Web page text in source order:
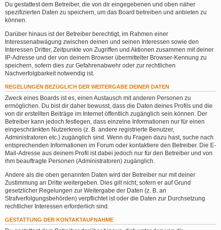
Du gestattest dem Betreiber, die von dir eingegebenen und oben näher
spezifizierten Daten zu speichern, um das Board betreiben und anbieten zu
können.
Darüber hinaus ist der Betreiber berechtigt, im Rahmen einer
Interessenabwägung zwischen deinen und seinen Interessen sowie den
Interessen Dritter, Zeitpunkte von Zugriffen und Aktionen zusammen mit deiner
IP-Adresse und der von deinem Browser übermittelter Browser-Kennung zu
speichern, sofern dies zur Gefahrenabwehr oder zur rechtlichen
Nachverfolgbarkeit notwendig ist.
REGELUNGEN BEZÜGLICH DER WEITERGABE DEINER DATEN
Zweck eines Boards ist es, einen Austausch mit anderen Personen zu
ermöglichen. Du bist dir daher bewusst, dass die Daten deines Profils und die
von dir erstellten Beiträge im Internet öffentlich zugänglich sein können. Der
Betreiber kann jedoch festlegen, dass einzelne Informationen nur für einen
eingeschränkten Nutzerkreis (z. B. andere registrierte Benutzer,
Administratoren etc.) zugänglich sind. Wenn du Fragen dazu hast, suche nach
entsprechenden Informationen im Forum oder kontaktiere den Betreiber. Die E-
Mail-Adresse aus deinem Profil ist dabei jedoch nur für den Betreiber und von
ihm beauftragte Personen (Administratoren) zugänglich.
Andere als die oben genannten Daten wird der Betreiber nur mit deiner
Zustimmung an Dritte weitergeben. Dies gilt nicht, sofern er auf Grund
gesetzlicher Regelungen zur Weitergabe der Daten (z. B. an
Strafverfolgungsbehörden) verpflichtet ist oder die Daten zur Durchsetzung
rechtlicher Interessen erforderlich sind.
GESTATTUNG DER KONTAKTAUFNAHME